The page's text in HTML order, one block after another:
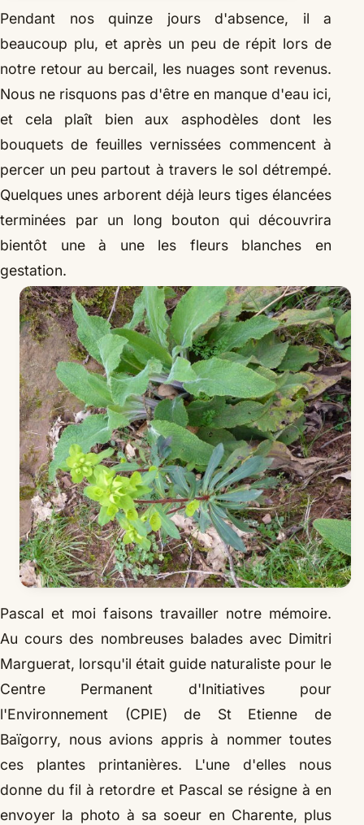
Pendant nos quinze jours d'absence, il a
beaucoup plu, et après un peu de répit lors de
notre retour au bercail, les nuages sont revenus.
Nous ne risquons pas d'être en manque d'eau ici,
et cela plaît bien aux asphodèles dont les
bouquets de feuilles vernissées commencent à
percer un peu partout à travers le sol détrempé.
Quelques unes arborent déjà leurs tiges élancées
terminées par un long bouton qui découvrira
bientôt une à une les fleurs blanches en
gestation.
Pascal et moi faisons travailler notre mémoire.
Au cours des nombreuses balades avec Dimitri
Marguerat, lorsqu'il était guide naturaliste pour le
Centre Permanent d'Initiatives pour
l'Environnement (CPIE) de St Etienne de
Baïgorry, nous avions appris à nommer toutes
ces plantes printanières. L'une d'elles nous
donne du fil à retordre et Pascal se résigne à en
envoyer la photo à sa soeur en Charente, plus